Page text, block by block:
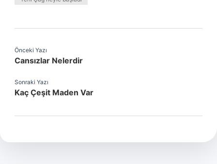
Önceki Yazı
Cansızlar Nelerdir
Sonraki Yazı
Kaç Çeşit Maden Var